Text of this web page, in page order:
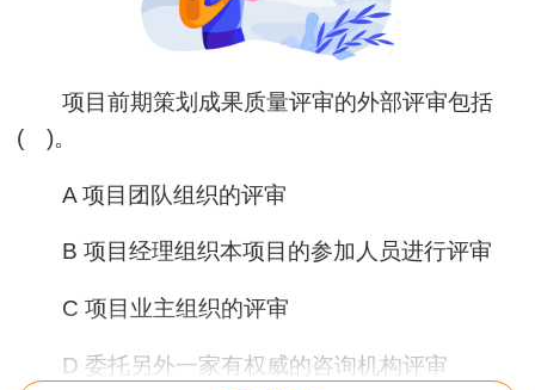
项目前期策划成果质量评审的外部评审包括
( )。
A 项目团队组织的评审
B 项目经理组织本项目的参加人员进行评审
C 项目业主组织的评审
D 委托另外一家有权威的咨询机构评审